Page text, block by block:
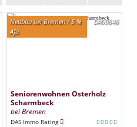
DA00646
Neubau bei Bremen / 5 %
Afa
Seniorenwohnen Osterholz
Scharmbeck
bei Bremen
DAS Immo Rating